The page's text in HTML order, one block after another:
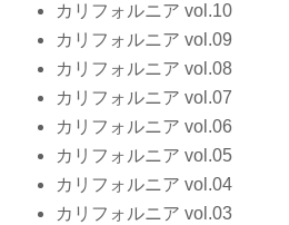
カリフォルニア vol.10
カリフォルニア vol.09
カリフォルニア vol.08
カリフォルニア vol.07
カリフォルニア vol.06
カリフォルニア vol.05
カリフォルニア vol.04
カリフォルニア vol.03